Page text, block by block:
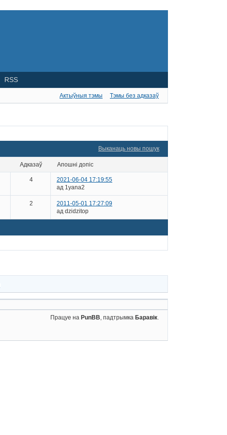
RSS
Актыўныя тэмы Тэмы без адказаў
Выканаць новы пошук
адказаў апошні допіс
4
2021-06-04 17:19:55
ад 1yana2
2
2011-05-01 17:27:09
ад dzidzitop
Працуе на PunBB, падтрымка Баравік.